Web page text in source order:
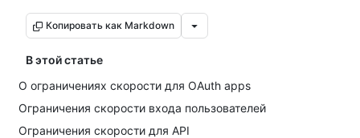
Копировать как Markdown
В этой статье
О ограничениях скорости для OAuth apps
Ограничения скорости входа пользователей
Ограничения скорости для API